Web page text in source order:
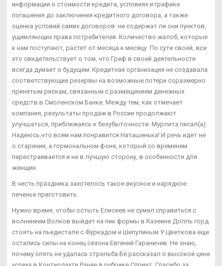
информации о стоимости кредита, условиях и графике
погашения до заключения кредитного договора, а также
оценка условий самих договоров: не содержат ли они пунктов,
ущемляющих права потребителей. Количество жалоб, которые
к нам поступают, растет от месяца к месяцу. По сути своей, все
это свидетельствует о том, что Греф в своей деятельности
всегда думает о будущем. Кредитная организация не создавала
соответствующие резервы на возможные потери соразмерно
принятым рискам, связанным с размещением денежных
средств в Смоленском Банке. Между тем, как отмечает
компания, результаты продаж в России продолжают
улучшаться, приближаясь к безубыточности. Мурлита писал(а):
Надеюсь,что всем нам понравится Наташенька! И речь идет не
о старении, а гормональном фоне, который со временем
перестраивается и не в лучшую сторону, в особенности для
женщин.
В честь праздника захотелось такое вкусное и нарядное
печенье приготовить.
Нужно время, чтобы остыть Елисеев не сумел справиться с
волнением Волков выйдет на пик формы в Казеине Долль горд
стоять на пьедестале с Фуркадом и Шипулиным У Цветкова еще
остались силы на конец сезона Евгений Гараничев: Не знаю,
почему опять не удалась стрельба Бё рассказал о высокой цене